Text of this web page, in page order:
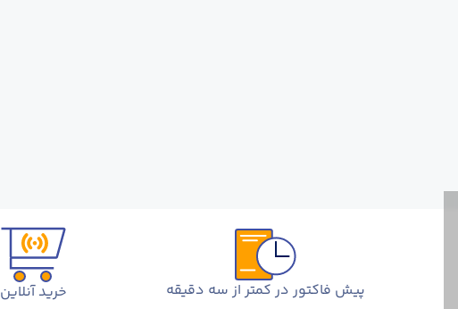
پیش فاکتور در کمتر از سه دقیقه خرید آنلاین